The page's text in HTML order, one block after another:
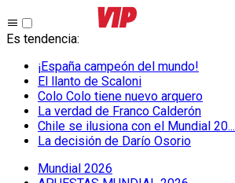
Es tendencia:
¡España campeón del mundo!
El llanto de Scaloni
Colo Colo tiene nuevo arquero
La verdad de Franco Calderón
Chile se ilusiona con el Mundial 20...
La decisión de Darío Osorio
Mundial 2026